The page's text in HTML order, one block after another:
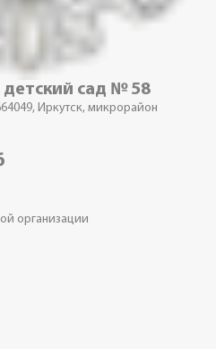
сад № 58
Иркутск, микрорайон
организации